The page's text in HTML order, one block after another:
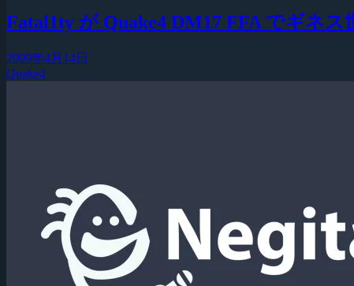
Fatal1ty が Quake4 DM17 FFA でギネス
2009年4月14日
Quake4